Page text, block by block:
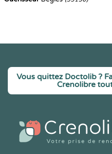
Vous quittez Doctolib ?
Crenolibre